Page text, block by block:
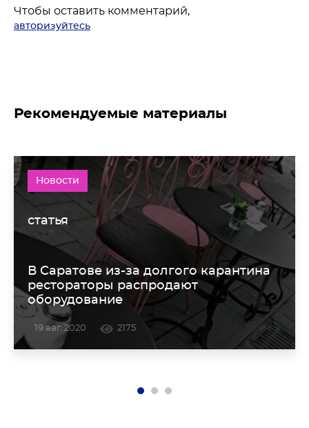
Чтобы оставить комментарий,
авторизуйтесь
Рекомендуемые материалы
Новости
статья
В Саратове из-за долгого карантина
рестораторы распродают
оборудование
19 авг. 2020 2175